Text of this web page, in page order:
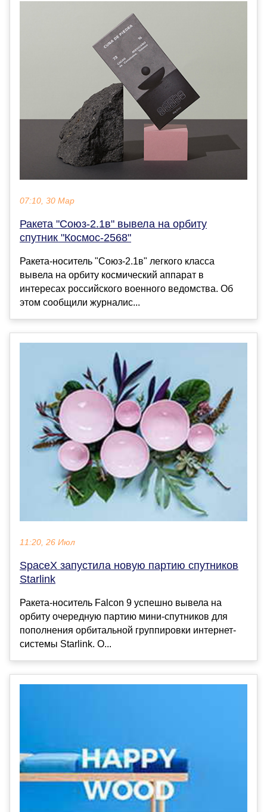
07:10, 30 Мар
Ракета "Союз-2.1в" вывела на орбиту
спутник "Космос-2568"
Ракета-носитель "Союз-2.1в" легкого класса
вывела на орбиту космический аппарат в
интересах российского военного ведомства. Об
этом сообщили журналис...
11:20, 26 Июл
SpaceX запустила новую партию спутников
Starlink
Ракета-носитель Falcon 9 успешно вывела на
орбиту очередную партию мини-спутников для
пополнения орбитальной группировки интернет-
системы Starlink. О...